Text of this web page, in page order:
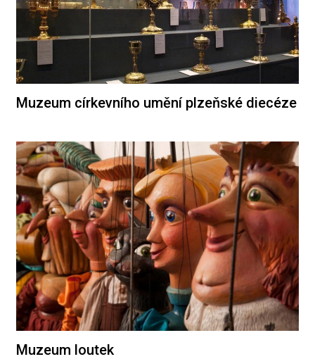
Muzeum církevního umění plzeňské diecéze
Muzeum loutek